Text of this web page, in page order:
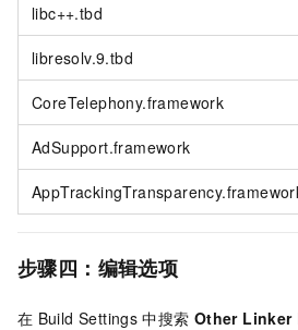
libc++.tbd
libresolv.9.tbd
CoreTelephony.framework
AdSupport.framework
步骤四：编辑选项
在 Build Settings 中搜索 Other Linker